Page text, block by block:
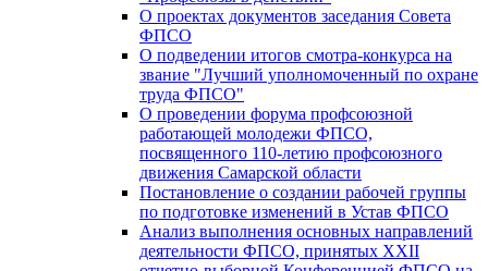
О проектах документов заседания Совета
ФПСО
О подведении итогов смотра-конкурса на
звание "Лучший уполномоченный по охране
труда ФПСО"
О проведении форума профсоюзной
работающей молодежи ФПСО,
посвященного 110-летию профсоюзного
движения Самарской области
Постановление о создании рабочей группы
по подготовке изменений в Устав ФПСО
Анализ выполнения основных направлений
деятельности ФПСО, принятых XXII